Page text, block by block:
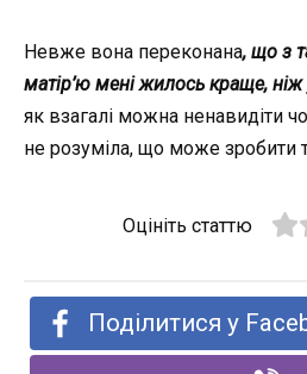
Невже вона переконана, що з
матір’ю мені жилось краще,
як взагалі можна ненавидіти
не розуміла, що може зробити
Оцініть статтю
Поділитися у